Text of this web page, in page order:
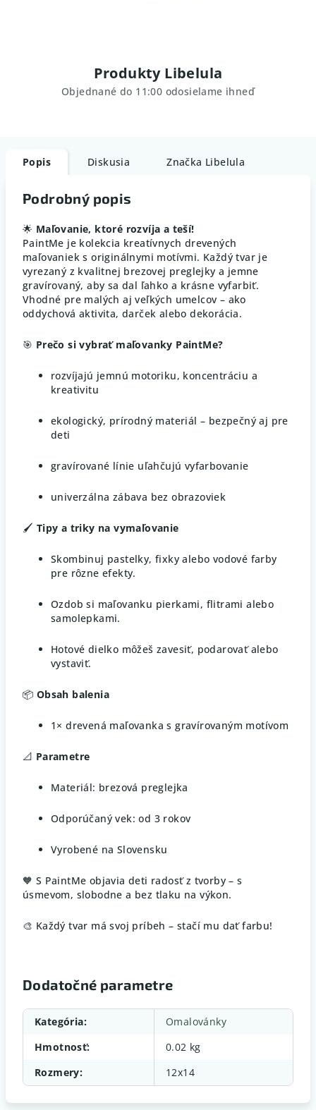
Produkty Libelula
Objednané do 11:00 odosielame ihneď
Popis Diskusia Značka Libelula
Podrobný popis
🌟 Maľovanie, ktoré rozvíja a teší!
PaintMe je kolekcia kreatívnych drevených
maľovaniek s originálnymi motívmi. Každý tvar je
vyrezaný z kvalitnej brezovej preglejky a jemne
gravírovaný, aby sa dal ľahko a krásne vyfarbiť.
Vhodné pre malých aj veľkých umelcov – ako
oddychová aktivita, darček alebo dekorácia.
🎯 Prečo si vybrať maľovanky PaintMe?
rozvíjajú jemnú motoriku, koncentráciu a
kreativitu
ekologický, prírodný materiál – bezpečný aj pre
deti
gravírované línie uľahčujú vyfarbovanie
univerzálna zábava bez obrazoviek
🖌️ Tipy a triky na vymaľovanie
Skombinuj pastelky, fixky alebo vodové farby
pre rôzne efekty.
Ozdob si maľovanku pierkami, flitrami alebo
samolepkami.
Hotové dielko môžeš zavesiť, podarovať alebo
vystaviť.
📦 Obsah balenia
1× drevená maľovanka s gravírovaným motívom
📐 Parametre
Materiál: brezová preglejka
Odporúčaný vek: od 3 rokov
Vyrobené na Slovensku
🧡 S PaintMe objavia deti radosť z tvorby – s
úsmevom, slobodne a bez tlaku na výkon.
🎨 Každý tvar má svoj príbeh – stačí mu dať farbu!
Dodatočné parametre
Kategória:
Omalovánky
Hmotnosť:
0.02 kg
Rozmery: 12x14